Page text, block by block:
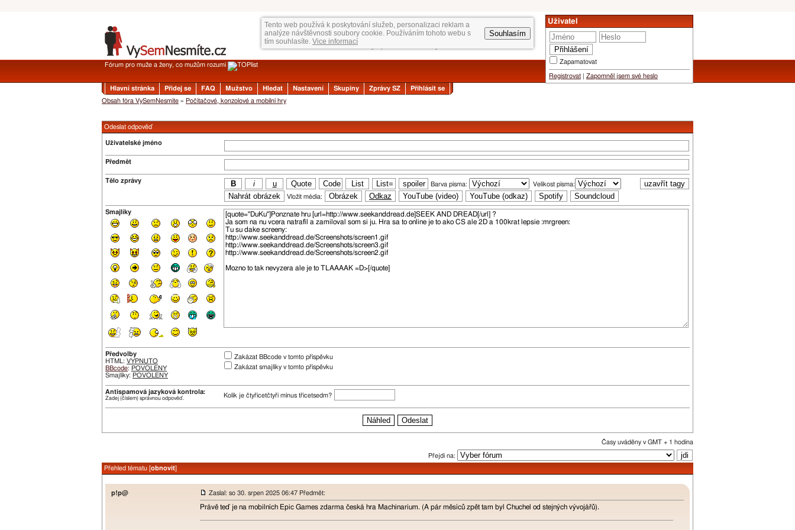
Tento web používá k poskytování služeb, personalizaci reklam a
analýze návštěvnosti soubory cookie. Používáním tohoto webu s
tím souhlasíte. Vice informací
Souhlasím
Uživatel
Zapamatovat
Registrovat Zapomněl jsem své heslo
Fórum pro muže a ženy, co mužům rozumí
Hlavní stránka Přidej se FAQ Mužstvo Hledat Nastavení Skupiny Zprávy SZ
Přihlásit se
Obsah fóra VySemNesmíte » Počítačové, konzolové a mobilní hry
Odeslat odpověď
Uživatelské jméno
Předmět
Tělo zprávy
Barva písma:
Velikost písma:
Vložit média:
Smajlíky
Předvolby
HTML: VYPNUTO
BBcode: POVOLENY
Smajlíky: POVOLENY
Zakázat BBcode v tomto příspěvku
Zakázat smajlíky v tomto příspěvku
Antispamová jazyková kontrola:
Zadej (číslem) správnou odpověď. Kolik je čtyřicetčtyři mínus třicetsedm?
Časy uváděny v GMT + 1 hodina
Přejdi na:
Přehled tématu [obnovit]
p!p@ Zaslal: so 30. srpen 2025 06:47 Předmět:
Právě teď je na mobilních Epic Games zdarma česká hra Machinarium. (A pár měsíců zpět tam byl Chuchel od stejných vývojářů).